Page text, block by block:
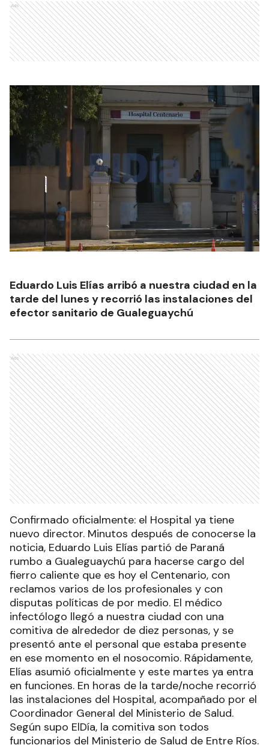
Ads
Eduardo Luis Elías arribó a nuestra ciudad en la
tarde del lunes y recorrió las instalaciones del
efector sanitario de Gualeguaychú
Ads
Confirmado oficialmente: el Hospital ya tiene
nuevo director. Minutos después de conocerse la
noticia, Eduardo Luis Elías partió de Paraná
rumbo a Gualeguaychú para hacerse cargo del
fierro caliente que es hoy el Centenario, con
reclamos varios de los profesionales y con
disputas políticas de por medio. El médico
infectólogo llegó a nuestra ciudad con una
comitiva de alrededor de diez personas, y se
presentó ante el personal que estaba presente
en ese momento en el nosocomio. Rápidamente,
Elías asumió oficialmente y este martes ya entra
en funciones. En horas de la tarde/noche recorrió
las instalaciones del Hospital, acompañado por el
Coordinador General del Ministerio de Salud.
Según supo ElDía, la comitiva son todos
funcionarios del Ministerio de Salud de Entre Ríos.